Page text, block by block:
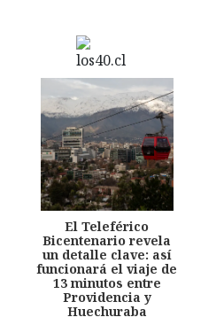
El Teleférico
Bicentenario revela
un detalle clave: así
funcionará el viaje de
13 minutos entre
Providencia y
Huechuraba